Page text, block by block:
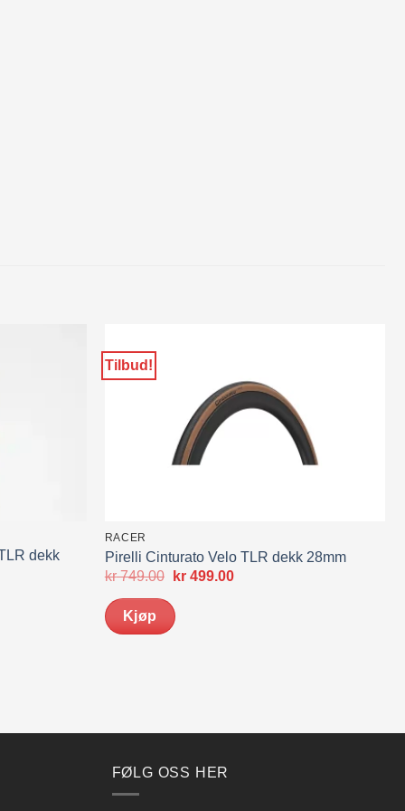
dekk
Tilbud!
RACER
Pirelli Cinturato Velo TLR dekk 28mm
kr749.00
Opprinnelig
var:
kr 749.00.
kr499.00Nåværende
Kjøp
FØLG OSS HER